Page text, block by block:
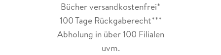
Bücher versandkostenfrei*
100 Tage Rückgaberecht***
Abholung in über 100 Filialen
uvm.